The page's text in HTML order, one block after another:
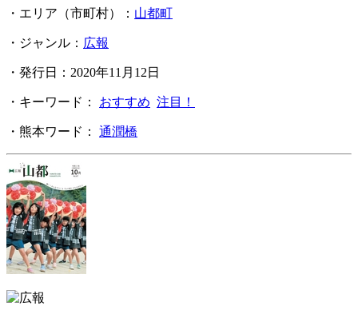
・エリア（市町村）： 山都町
・ジャンル： 広報
・発行日：2020年11月12日
・キーワード： おすすめ 注目！
・熊本ワード： 通潤橋